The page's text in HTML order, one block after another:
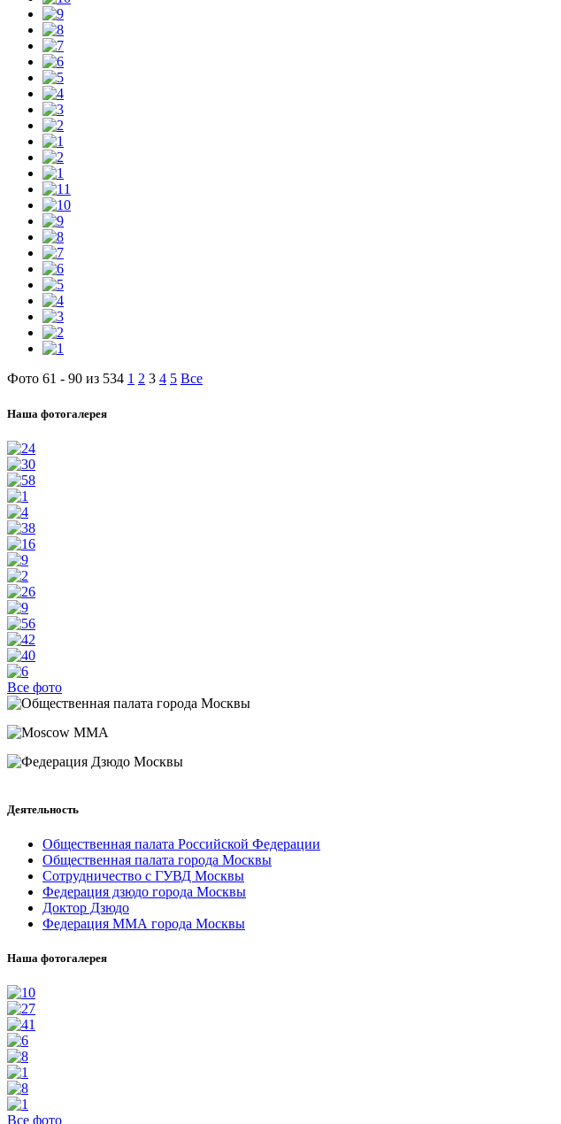
Фото 61 - 90 из 534 1 2 3 4 5 Все
Наша фотогалерея
Все фото
Деятельность
Общественная палата Российской Федерации
Общественная палата города Москвы
Сотрудничество с ГУВД Москвы
Федерация дзюдо города Москвы
Доктор Дзюдо
Федерация ММА города Москвы
Наша фотогалерея
Все фото